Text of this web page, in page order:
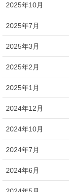
2025年10月
2025年7月
2025年3月
2025年2月
2025年1月
2024年12月
2024年10月
2024年7月
2024年6月